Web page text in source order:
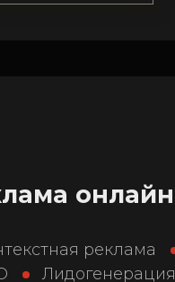
онлайн
реклама
Лидогенерация